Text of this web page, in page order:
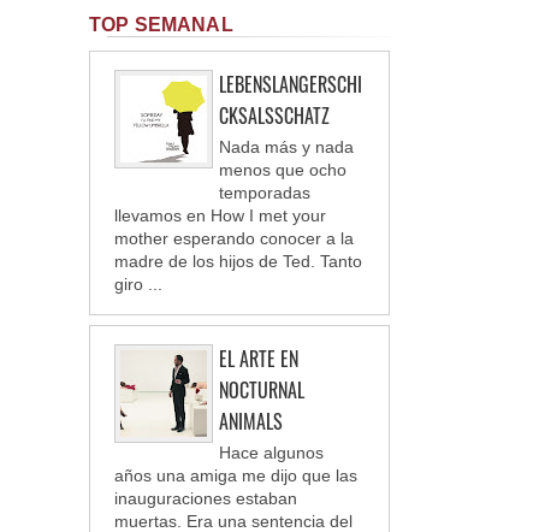
TOP SEMANAL
LEBENSLANGERSCHI
CKSALSSCHATZ
Nada más y nada
menos que ocho
temporadas
llevamos en How I met your
mother esperando conocer a la
madre de los hijos de Ted. Tanto
giro ...
EL ARTE EN
NOCTURNAL
ANIMALS
Hace algunos
años una amiga me dijo que las
inauguraciones estaban
muertas. Era una sentencia del